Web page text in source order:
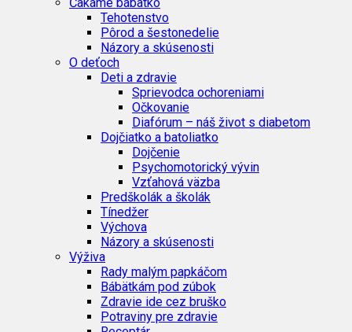
Tehotenstvo
Pôrod a šestonedelie
Názory a skúsenosti
O deťoch
Deti a zdravie
Sprievodca ochoreniami
Očkovanie
Diafórum – náš život s diabetom
Dojčiatko a batoliatko
Dojčenie
Psychomotorický vývin
Vzťahová väzba
Predškolák a školák
Tínedžer
Výchova
Názory a skúsenosti
Výživa
Rady malým papkáčom
Bábätkám pod zúbok
Zdravie ide cez bruško
Potraviny pre zdravie